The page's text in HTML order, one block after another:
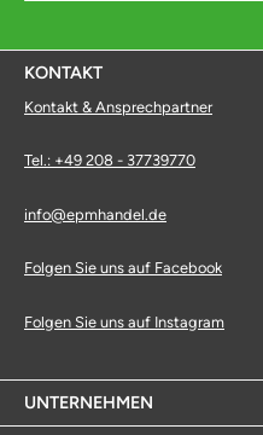
KONTAKT
Kontakt & Ansprechpartner
Tel.: +49 208 - 37739770
info@epmhandel.de
Folgen Sie uns auf Facebook
Folgen Sie uns auf Instagram
UNTERNEHMEN